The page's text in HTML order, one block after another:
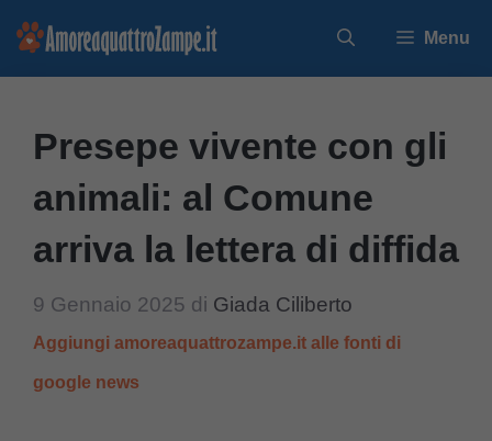
Vai
Menu
Presepe vivente con gli
animali: al Comune
arriva la lettera di diffida
9 Gennaio 2025 di Giada Ciliberto
Aggiungi amoreaquattrozampe.it alle fonti di
google news